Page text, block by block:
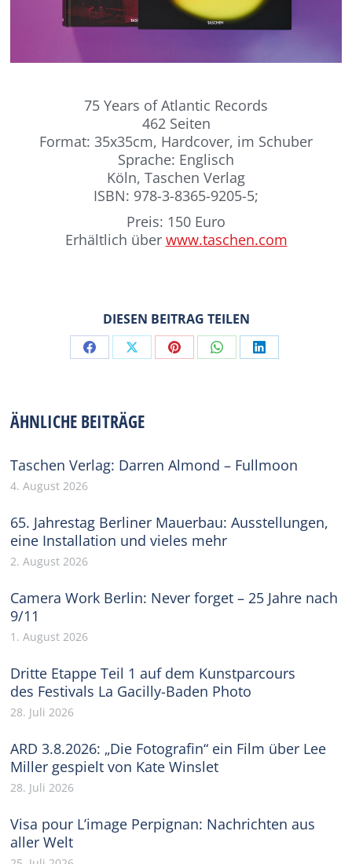
75 Years of Atlantic Records
462 Seiten
Format: 35x35cm, Hardcover, im Schuber
Sprache: Englisch
Köln, Taschen Verlag
ISBN: 978-3-8365-9205-5;
Preis: 150 Euro
Erhältlich über www.taschen.com
DIESEN BEITRAG TEILEN
Share Share Share Share Share
ÄHNLICHE BEITRÄGE
Taschen Verlag: Darren Almond – Fullmoon
4. August 2026
65. Jahrestag Berliner Mauerbau: Ausstellungen,
eine Installation und vieles mehr
2. August 2026
Camera Work Berlin: Never forget – 25 Jahre nach
9/11
1. August 2026
Dritte Etappe Teil 1 auf dem Kunstparcours
des Festivals La Gacilly-Baden Photo
28. Juli 2026
ARD 3.8.2026: „Die Fotografin“ ein Film über Lee
Miller gespielt von Kate Winslet
28. Juli 2026
Visa pour L’image Perpignan: Nachrichten aus
aller Welt